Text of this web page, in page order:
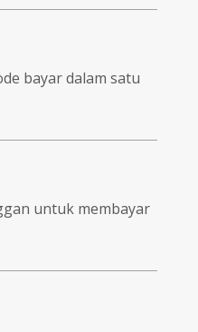
bayar dalam satu
untuk membayar